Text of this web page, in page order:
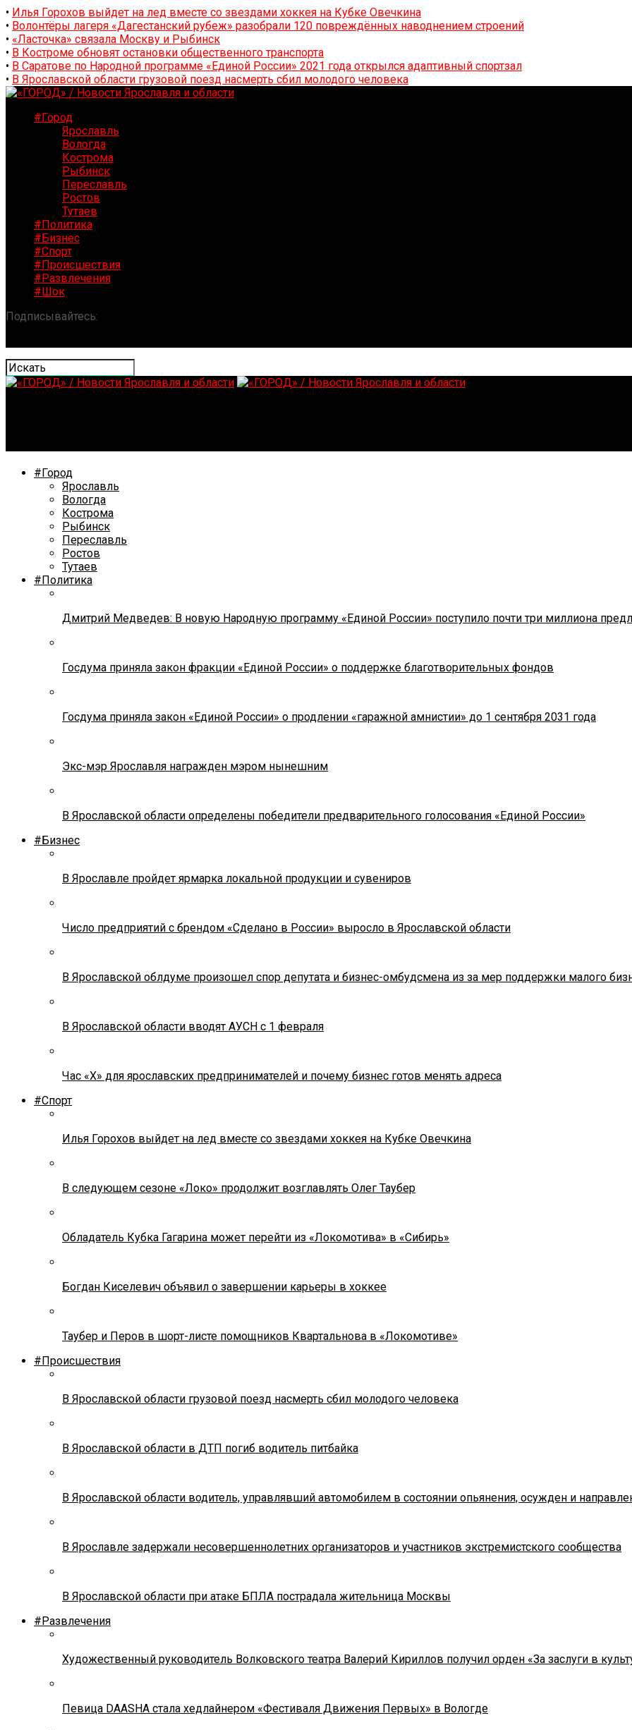
• Илья Горохов выйдет на лед вместе со звездами хоккея на Кубке Овечкина
• Волонтёры лагеря «Дагестанский рубеж» разобрали 120 повреждённых наводнением строений
• «Ласточка» связала Москву и Рыбинск
• В Костроме обновят остановки общественного транспорта
• В Саратове по Народной программе «Единой России» 2021 года открылся адаптивный спортзал
• В Ярославской области грузовой поезд насмерть сбил молодого человека
#Город
Ярославль
Вологда
Кострома
Рыбинск
Переславль
Ростов
Тутаев
#Политика
#Бизнес
#Спорт
#Происшествия
#Развлечения
#Шок
Подписывайтесь:
#Город
Ярославль
Вологда
Кострома
Рыбинск
Переславль
Ростов
Тутаев
#Политика
Дмитрий Медведев: В новую Народную программу «Единой России» поступило почти три миллиона
Госдума приняла закон фракции «Единой России» о поддержке благотворительных фондов
Госдума приняла закон «Единой России» о продлении «гаражной амнистии» до 1 сентября 2031 года
Экс-мэр Ярославля награжден мэром нынешним
В Ярославской области определены победители предварительного голосования «Единой России»
#Бизнес
В Ярославле пройдет ярмарка локальной продукции и сувениров
Число предприятий с брендом «Сделано в России» выросло в Ярославской области
В Ярославской облдуме произошел спор депутата и бизнес-омбудсмена из за мер поддержки малого
В Ярославской области вводят АУСН с 1 февраля
Час «Х» для ярославских предпринимателей и почему бизнес готов менять адреса
#Спорт
Илья Горохов выйдет на лед вместе со звездами хоккея на Кубке Овечкина
В следующем сезоне «Локо» продолжит возглавлять Олег Таубер
Обладатель Кубка Гагарина может перейти из «Локомотива» в «Сибирь»
Богдан Киселевич объявил о завершении карьеры в хоккее
Таубер и Перов в шорт-листе помощников Квартальнова в «Локомотиве»
#Происшествия
В Ярославской области грузовой поезд насмерть сбил молодого человека
В Ярославской области в ДТП погиб водитель питбайка
В Ярославской области водитель, управлявший автомобилем в состоянии опьянения, осужден и
В Ярославле задержали несовершеннолетних организаторов и участников экстремистского сообщества
В Ярославской области при атаке БПЛА пострадала жительница Москвы
#Развлечения
Художественный руководитель Волковского театра Валерий Кириллов получил орден «За заслуги в
Певица DAASHA стала хедлайнером «Фестиваля Движения Первых» в Вологде